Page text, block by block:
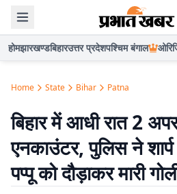
होमझारखण्डबिहारउत्तर प्रदेशपश्चिम बंगाल
Home State Bihar Patna
बिहार में आधी रात 2
एनकाउंटर, पुलिस ने
पप्पू को दौड़ाकर मारी